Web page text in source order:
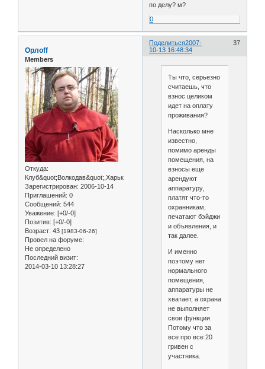
по делу? м?
0
Поделиться 37
2007-
10-13 16:48:34
Орлоff
Members
Откуда:
Клуб&quot;Волкодав&quot;,Харьк
Зарегистрирован: 2006-10-14
Приглашений: 0
Сообщений: 544
Уважение: [+0/-0]
Позитив: [+0/-0]
Возраст: 43 [1983-06-26]
Провел на форуме:
Не определено
Последний визит:
2014-03-10 13:28:27
Ты что, серьезно
считаешь, что
взнос целиком
идет на оплату
проживания?
Насколько мне
известно,
помимо аренды
помещения, на
взносы еще
арендуют
аппаратуру,
платят что-то
охранникам,
печатают бэйджи
и объявления, и
так далее.
И именно
поэтому нет
нормального
помещения,
аппаратуры не
хватает, а охрана
не выполняет
свои функции.
Потому что за
все про все 20
гривен с
участника.